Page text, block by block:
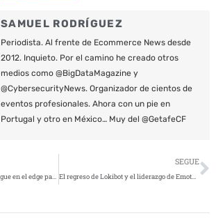
SAMUEL RODRÍGUEZ
Periodista. Al frente de Ecommerce News desde
2012. Inquieto. Por el camino he creado otros
medios como @BigDataMagazine y
@CybersecurityNews. Organizador de cientos de
eventos profesionales. Ahora con un pie en
Portugal y otro en México… Muy del @GetafeCF
Lanzan la opción de despligue en el edge para el primer WAF unificado de la industria
SEGUE
El regreso de Lokibot y el liderazgo de Emotet que ya afecta al 6% de las empresas a nivel mundial